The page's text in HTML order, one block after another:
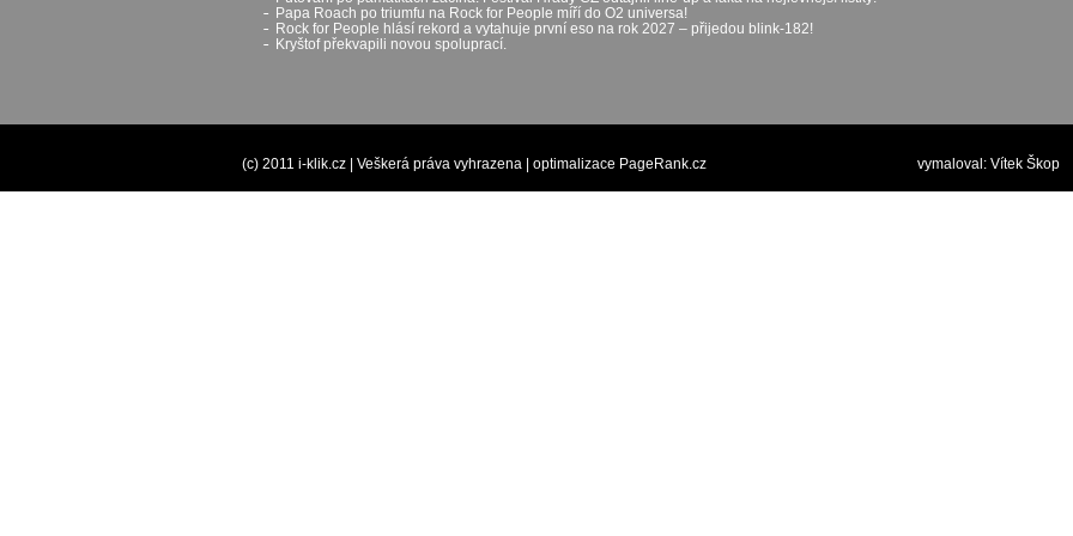
Papa Roach po triumfu na Rock for People míří do O2 universa!
Rock for People hlásí rekord a vytahuje první eso na rok 2027 – přijedou blink-182!
Kryštof překvapili novou spoluprací.
(c) 2011 i-klik.cz | Veškerá práva vyhrazena | optimalizace PageRank.cz vymaloval: Vítek Škop